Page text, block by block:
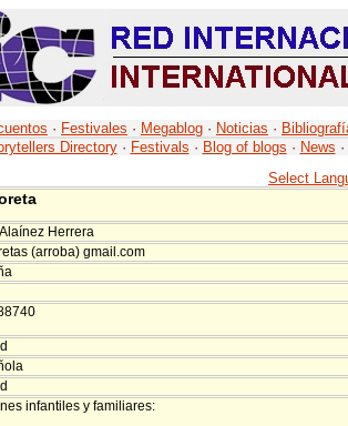
· Festivales · Megablog · Noticias ·
Directory · Festivals · Blog of blogs · News ·
Select
Herrera
(arroba) gmail.com
infantiles y familiares: